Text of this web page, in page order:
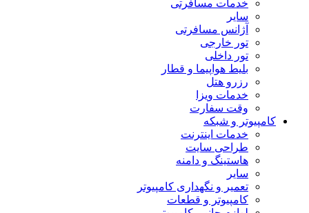
خدمات مسافرتی
سایر
آژانس مسافرتی
تور خارجی
تور داخلی
بلیط هواپیما و قطار
رزرو هتل
خدمات ویزا
وقت سفارت
کامپیوتر و شبکه
خدمات اینترنت
طراحی سایت
هاستینگ و دامنه
سایر
تعمیر و نگهداری کامپیوتر
کامپیوتر و قطعات